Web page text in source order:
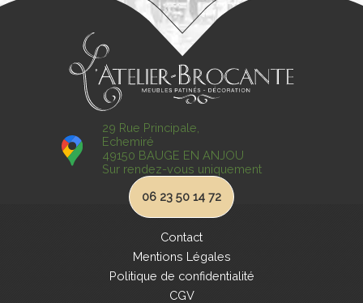
29 Rue Principale,
Echemiré
49150 BAUGE EN ANJOU
Sur rendez-vous uniquement
06 23 50 14 72
Contact
Mentions Légales
Politique de confidentialité
CGV